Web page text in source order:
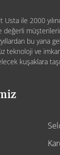
Usta ile 2000
bu yana
teknoloji ve
kuşaklara